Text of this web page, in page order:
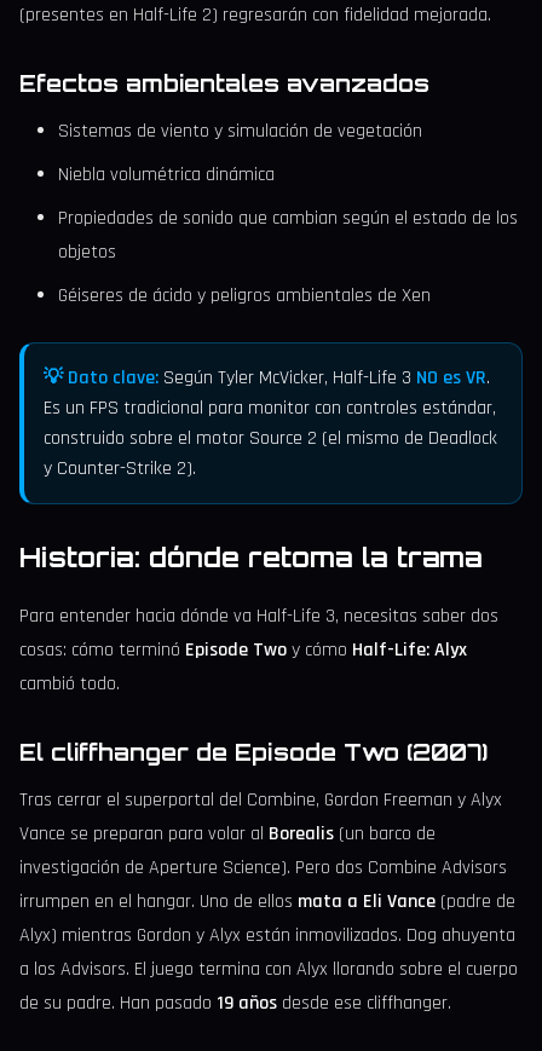
(presentes en Half-Life 2) regresarán con fidelidad mejorada.
Efectos ambientales avanzados
Sistemas de viento y simulación de vegetación
Niebla volumétrica dinámica
Propiedades de sonido que cambian según el estado de los
objetos
Géiseres de ácido y peligros ambientales de Xen
💡 Dato clave: Según Tyler McVicker, Half-Life 3 NO es VR.
Es un FPS tradicional para monitor con controles estándar,
construido sobre el motor Source 2 (el mismo de Deadlock
y Counter-Strike 2).
Historia: dónde retoma la trama
Para entender hacia dónde va Half-Life 3, necesitas saber dos
cosas: cómo terminó Episode Twoy cómo Half-Life: Alyx
cambió todo.
El cliffhanger de Episode Two (2007)
Tras cerrar el superportal del Combine, Gordon Freeman y Alyx
Vance se preparan para volar al Borealis (un barco de
investigación de Aperture Science). Pero dos Combine Advisors
irrumpen en el hangar. Uno de ellos mata a Eli Vance (padre de
Alyx) mientras Gordon y Alyx están inmovilizados. Dog ahuyenta
a los Advisors. El juego termina con Alyx llorando sobre el cuerpo
de su padre. Han pasado 19 años desde ese cliffhanger.